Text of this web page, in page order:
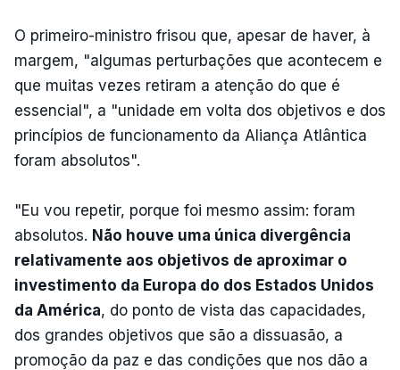
O primeiro-ministro frisou que, apesar de haver, à
margem, "algumas perturbações que acontecem e
que muitas vezes retiram a atenção do que é
essencial", a "unidade em volta dos objetivos e dos
princípios de funcionamento da Aliança Atlântica
foram absolutos".
"Eu vou repetir, porque foi mesmo assim: foram
absolutos. Não houve uma única divergência
relativamente aos objetivos de aproximar o
investimento da Europa do dos Estados Unidos
da América, do ponto de vista das capacidades,
dos grandes objetivos que são a dissuasão, a
promoção da paz e das condições que nos dão a